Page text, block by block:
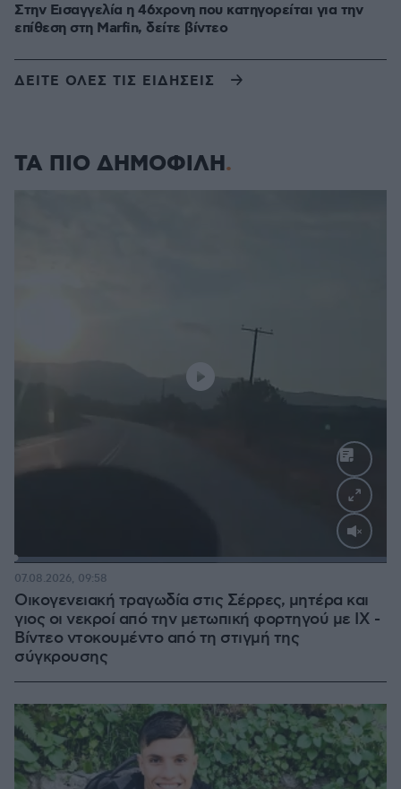
Στην Εισαγγελία η 46χρονη που κατηγορείται για την
επίθεση στη Marfin, δείτε βίντεο
ΔΕΙΤΕ ΟΛΕΣ ΤΙΣ ΕΙΔΗΣΕΙΣ
ΤΑ ΠΙΟ ΔΗΜΟΦΙΛΗ
Loaded:
Οικογενειακή τραγωδία στις Σέρρες, μητέρα και
γιος οι νεκροί από την μετωπική φορτηγού με ΙΧ -
Βίντεο ντοκουμέντο από τη στιγμή της
σύγκρουσης
07.08.2026, 09:58